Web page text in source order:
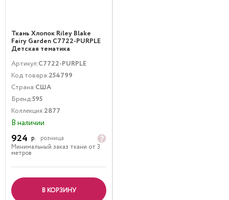
Ткань Хлопок Riley Blake
Fairy Garden C7722-PURPLE
Детская тематика
Артикул:C7722-PURPLE
Код товара:254799
Страна:США
Бренд:595
Коллекция:2877
В наличии
924 р.
розница
Минимальный заказ ткани от 3
метров
В КОРЗИНУ